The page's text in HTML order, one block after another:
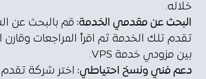
خلاله.
البحث عن مقدمي الخدمة: قم بالبحث عن
تقدم تلك الخدمة ثم اقرأ المراجعات وقارن
بين مزودي خدمة VPS.
دعم فني ونسخ احتياطي: اختر شركة